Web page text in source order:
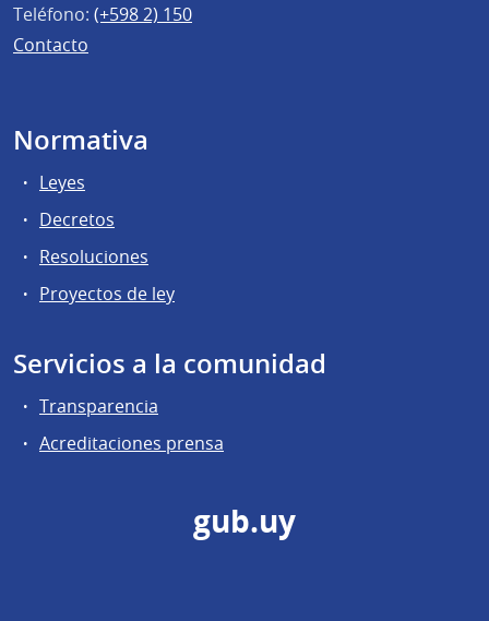
Teléfono: (+598 2) 150
Contacto
Normativa
Leyes
Decretos
Resoluciones
Proyectos de ley
Servicios a la comunidad
Transparencia
Acreditaciones prensa
gub.uy